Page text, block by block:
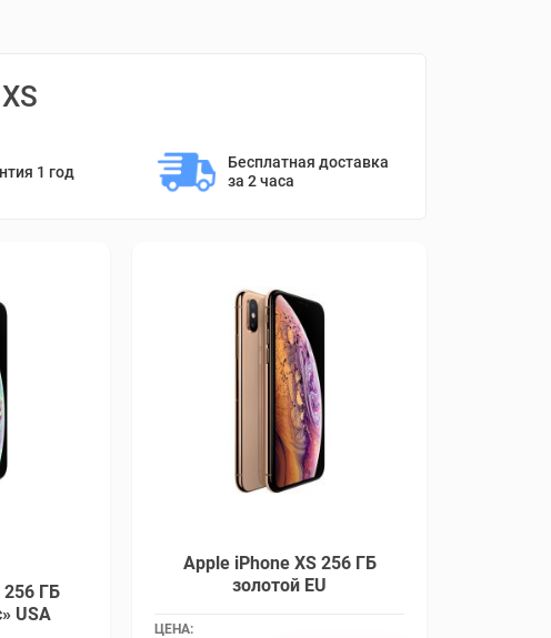
1 год
Бесплатная доставка
за 2 часа
256 ГБ
USA
Apple iPhone XS 256 ГБ
золотой EU
ЦЕНА: